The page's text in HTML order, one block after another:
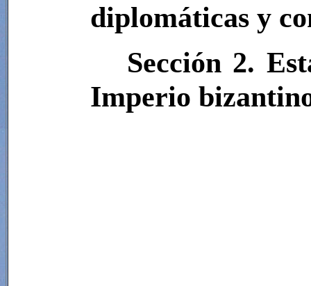
diplomáticas y
Sección 2.
Imperio